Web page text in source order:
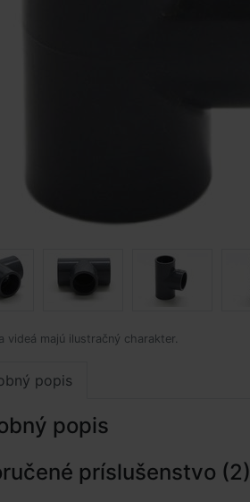
videá majú ilustračný charakter.
popis
popis
príslušenstvo (2)